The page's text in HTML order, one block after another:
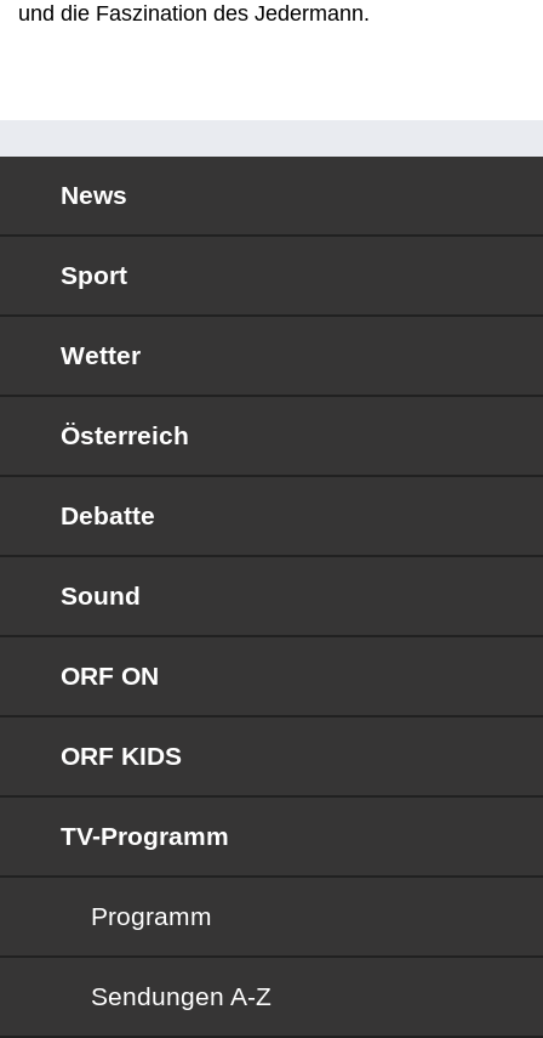
und die Faszination des Jedermann.
News
Sport
Wetter
Österreich
Debatte
Sound
ORF ON
ORF KIDS
TV-Programm
Programm
Sendungen von A bis Z
Sendungen A-Z